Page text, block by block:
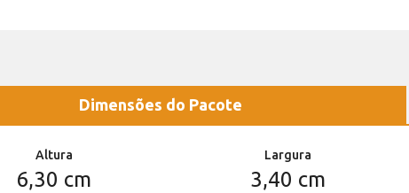
Dimensões do Pacote
Altura
6,30 cm
Largura
3,40 cm